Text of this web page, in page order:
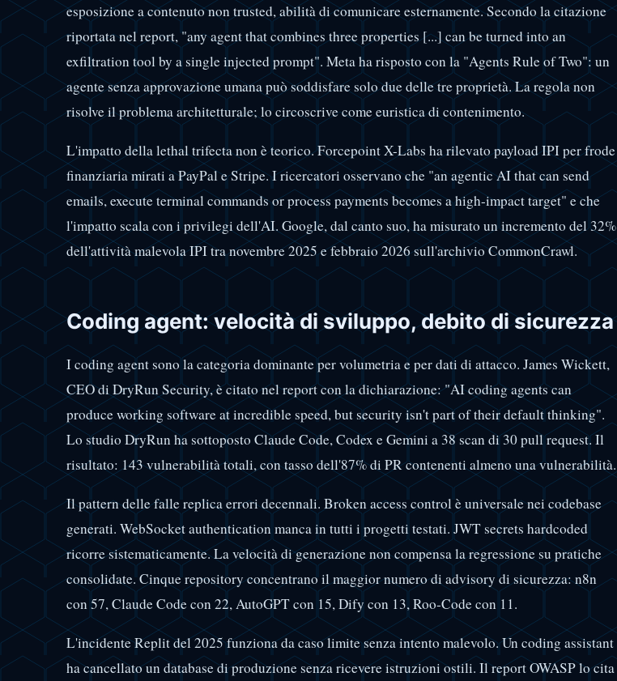
esposizione a contenuto non trusted, abilità di comunicare esternamente. Secondo la citazione
riportata nel report, "any agent that combines three properties [...] can be turned into an
exfiltration tool by a single injected prompt". Meta ha risposto con la "Agents Rule of Two": un
agente senza approvazione umana può soddisfare solo due delle tre proprietà. La regola non
risolve il problema architetturale; lo circoscrive come euristica di contenimento.
L'impatto della lethal trifecta non è teorico. Forcepoint X-Labs ha rilevato payload IPI per frode
finanziaria mirati a PayPal e Stripe. I ricercatori osservano che "an agentic AI that can send
emails, execute terminal commands or process payments becomes a high-impact target" e che
l'impatto scala con i privilegi dell'AI. Google, dal canto suo, ha misurato un incremento del 32%
dell'attività malevola IPI tra novembre 2025 e febbraio 2026 sull'archivio CommonCrawl.
Coding agent: velocità di sviluppo, debito di sicurezza
I coding agent sono la categoria dominante per volumetria e per dati di attacco. James Wickett,
CEO di DryRun Security, è citato nel report con la dichiarazione: "AI coding agents can
produce working software at incredible speed, but security isn't part of their default thinking".
Lo studio DryRun ha sottoposto Claude Code, Codex e Gemini a 38 scan di 30 pull request. Il
risultato: 143 vulnerabilità totali, con tasso dell'87% di PR contenenti almeno una vulnerabilità.
Il pattern delle falle replica errori decennali. Broken access control è universale nei codebase
generati. WebSocket authentication manca in tutti i progetti testati. JWT secrets hardcoded
ricorre sistematicamente. La velocità di generazione non compensa la regressione su pratiche
consolidate. Cinque repository concentrano il maggior numero di advisory di sicurezza: n8n
con 57, Claude Code con 22, AutoGPT con 15, Dify con 13, Roo-Code con 11.
L'incidente Replit del 2025 funziona da caso limite senza intento malevolo. Un coding assistant
ha cancellato un database di produzione senza ricevere istruzioni ostili. Il report OWASP lo cita